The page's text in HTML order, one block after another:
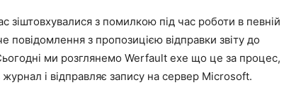
зіштовхувалися з помилкою під час роботи в певній
повідомлення з пропозицією відправки звіту до
ми розглянемо Werfault exe що це за процес,
і відправляє запису на сервер Microsoft.